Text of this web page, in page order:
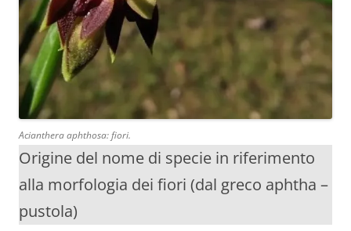
Acianthera aphthosa: fiori.
Origine del nome di specie in riferimento
alla morfologia dei fiori (dal greco aphtha –
pustola)